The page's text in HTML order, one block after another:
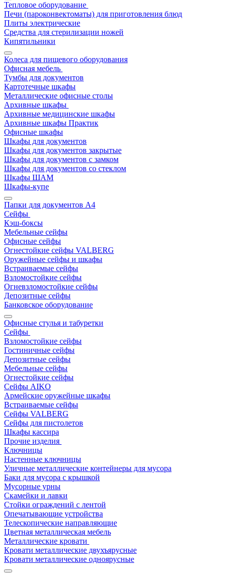
Тепловое оборудование
Печи (пароконвектоматы) для приготовления блюд
Плиты электрические
Средства для стерилизации ножей
Кипятильники
Колеса для пищевого оборудования
Офисная мебель
Тумбы для документов
Картотечные шкафы
Металлические офисные столы
Архивные шкафы
Архивные медицинские шкафы
Архивные шкафы Практик
Офисные шкафы
Шкафы для документов
Шкафы для документов закрытые
Шкафы для документов с замком
Шкафы для документов со стеклом
Шкафы ШАМ
Шкафы-купе
Папки для документов A4
Сейфы
Кэш-боксы
Мебельные сейфы
Офисные сейфы
Огнестойкие сейфы VALBERG
Оружейные сейфы и шкафы
Встраиваемые сейфы
Взломостойкие сейфы
Огневзломостойкие сейфы
Депозитные сейфы
Банковское оборудование
Офисные стулья и табуретки
Сейфы
Взломостойкие сейфы
Гостиничные сейфы
Депозитные сейфы
Мебельные сейфы
Огнестойкие сейфы
Сейфы AIKO
Армейские оружейные шкафы
Встраиваемые сейфы
Сейфы VALBERG
Сейфы для пистолетов
Шкафы кассира
Прочие изделия
Ключницы
Настенные ключницы
Уличные металлические контейнеры для мусора
Баки для мусора с крышкой
Мусорные урны
Скамейки и лавки
Стойки ограждений с лентой
Опечатывающие устройства
Телескопические направляющие
Цветная металлическая мебель
Металлические кровати
Кровати металлические двухъярусные
Кровати металлические одноярусные